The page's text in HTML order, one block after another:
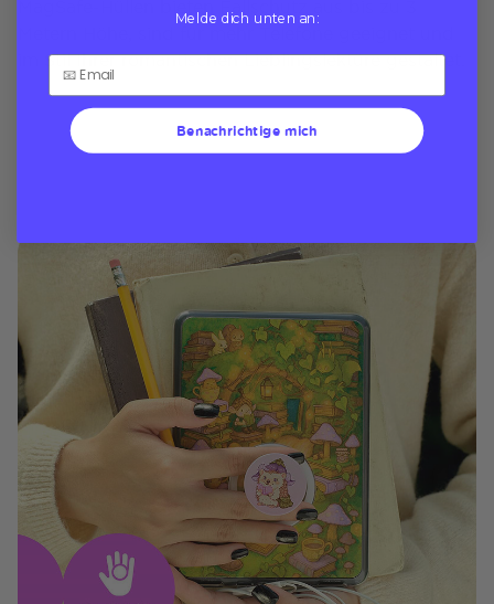
im Stil Ihrer romantischen Lieblingslektüre gestaltet.
Melde dich unten an:
Benachrichtige mich